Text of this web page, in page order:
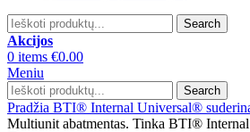
Search
Akcijos
0 items €0.00
Meniu
Search
Pradžia BTI® Internal Universal®
Multiunit abatmentas. Tinka BTI®